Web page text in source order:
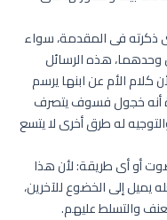
ذكرته فى المقدمة، سواء
وحدهما، هذه الرسائل
كلام الأم عن ابنها يرسم
أنه خجول فسوف يتصرف
له طرق أخرى لا يتسع
أو أى طريقة: لأن هذا
يميل إلى الخضوع للآخرين،
والتسلط عليهم.